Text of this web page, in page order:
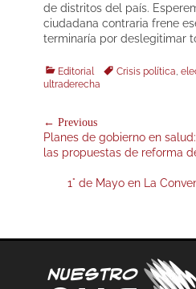
de distritos del país.
ciudadana contraria frene
terminaría por deslegitimar
Categories
Editorial TagsCrisis política,
ultraderecha
Navegación
de
← Previous
Previous
post:
Planes de gobierno en
las propuestas de reforma
1° de Mayo en La